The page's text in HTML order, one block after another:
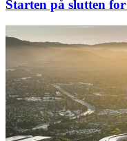
Starten på slutten